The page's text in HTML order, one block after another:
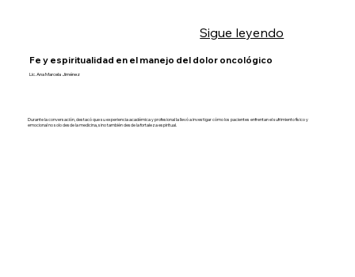
Sigue leyendo
Fe y espiritualidad en el manejo del dolor oncológico
Lic. Ana Marcela Jiménez
Durante la conversación, destacó que su experiencia académica y profesional la llevó a investigar cómo los pacientes enfrentan el sufrimiento físico y
emocional no solo desde la medicina, sino también desde la fortaleza espiritual.